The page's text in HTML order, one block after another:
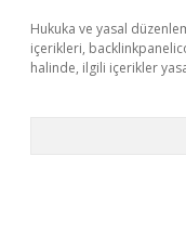
Hukuka ve yasal
içerikleri,
halinde, ilgili içerikler